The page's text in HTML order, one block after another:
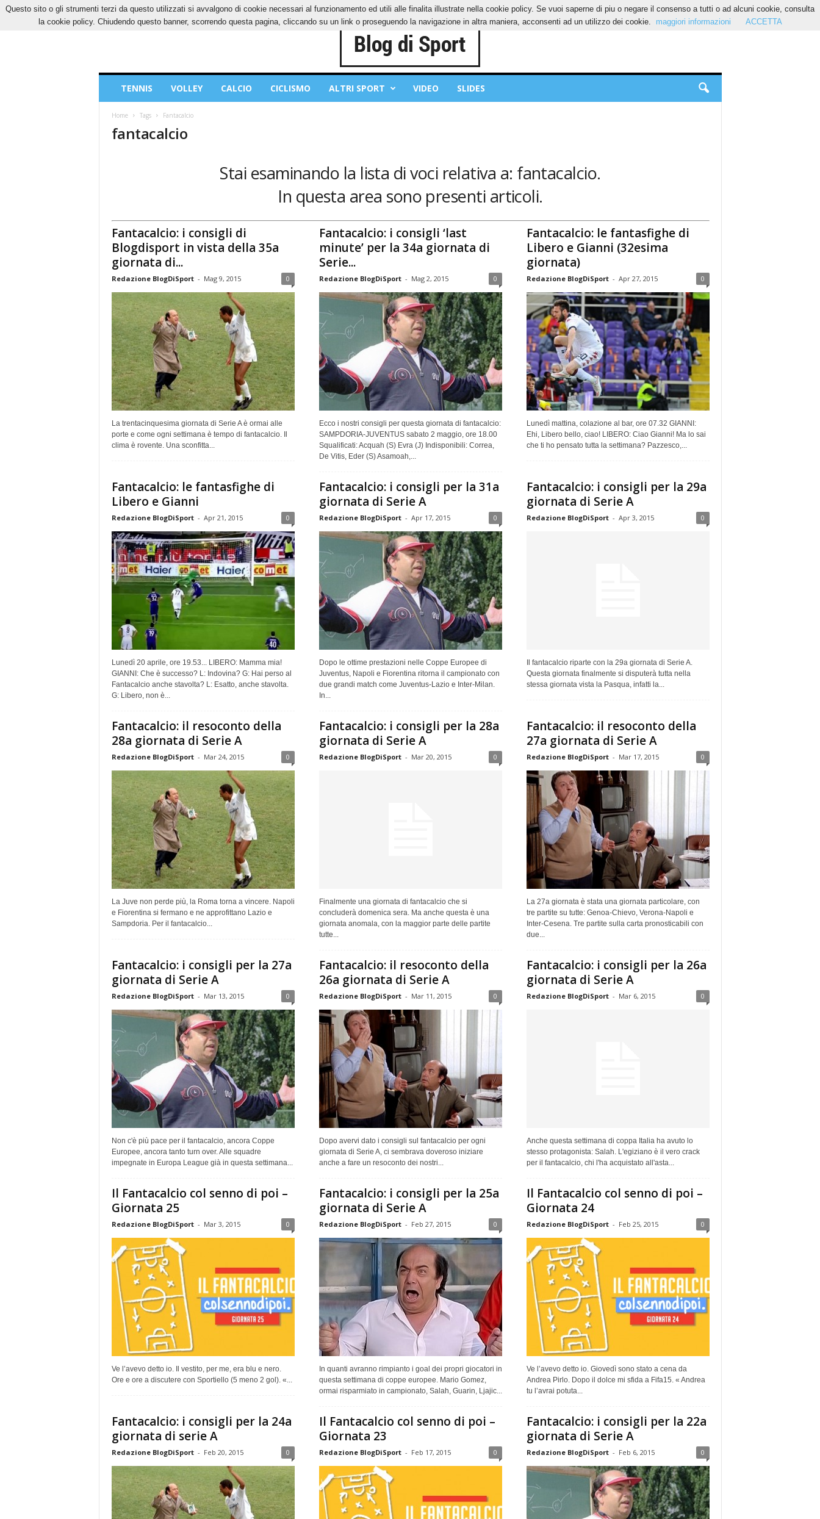
SABATO, 8 AGOSTO 2026 CONTATTI COOKIES PRIVACY POLICY
Sport
TENNIS VOLLEY CALCIO CICLISMO ALTRI SPORT VIDEO SLIDES
Home Tags Fantacalcio
fantacalcio
Stai esaminando la lista di voci relativa a: fantacalcio.
In questa area sono presenti articoli.
Fantacalcio: i consigli di
Blogdisport in vista della 35a
giornata di...
Redazione BlogDiSport - Mag 9, 2015 0
La trentacinquesima giornata di Serie A è ormai alle
porte e come ogni settimana è tempo di fantacalcio. Il
clima è rovente. Una sconfitta...
Fantacalcio: i consigli ‘last
minute’ per la 34a giornata di
Serie...
Redazione BlogDiSport - Mag 2, 2015 0
Ecco i nostri consigli per questa giornata di fantacalcio:
SAMPDORIA-JUVENTUS sabato 2 maggio, ore 18.00
Squalificati: Acquah (S) Evra (J) Indisponibili: Correa,
De Vitis, Eder (S) Asamoah,...
Fantacalcio: le fantasfighe di
Libero e Gianni (32esima
giornata)
Redazione BlogDiSport - Apr 27, 2015 0
Lunedì mattina, colazione al bar, ore 07.32 GIANNI:
Ehi, Libero bello, ciao! LIBERO: Ciao Gianni! Ma lo sai
che ti ho pensato tutta la settimana? Pazzesco,...
Fantacalcio: le fantasfighe di
Libero e Gianni
Redazione BlogDiSport - Apr 21, 2015 0
Lunedì 20 aprile, ore 19.53... LIBERO: Mamma mia!
GIANNI: Che è successo? L: Indovina? G: Hai perso al
Fantacalcio anche stavolta? L: Esatto, anche stavolta.
G: Libero, non è...
Fantacalcio: i consigli per la 31a
giornata di Serie A
Redazione BlogDiSport - Apr 17, 2015 0
Dopo le ottime prestazioni nelle Coppe Europee di
Juventus, Napoli e Fiorentina ritorna il campionato con
due grandi match come Juventus-Lazio e Inter-Milan.
In...
Fantacalcio: i consigli per la 29a
giornata di Serie A
Redazione BlogDiSport - Apr 3, 2015 0
Il fantacalcio riparte con la 29a giornata di Serie A.
Questa giornata finalmente si disputerà tutta nella
stessa giornata vista la Pasqua, infatti la...
Fantacalcio: il resoconto della
28a giornata di Serie A
Redazione BlogDiSport - Mar 24, 2015 0
La Juve non perde più, la Roma torna a vincere. Napoli
e Fiorentina si fermano e ne approfittano Lazio e
Sampdoria. Per il fantacalcio...
Fantacalcio: i consigli per la 28a
giornata di Serie A
Redazione BlogDiSport - Mar 20, 2015 0
Finalmente una giornata di fantacalcio che si
concluderà domenica sera. Ma anche questa è una
giornata anomala, con la maggior parte delle partite
tutte...
Fantacalcio: il resoconto della
27a giornata di Serie A
Redazione BlogDiSport - Mar 17, 2015 0
La 27a giornata è stata una giornata particolare, con
tre partite su tutte: Genoa-Chievo, Verona-Napoli e
Inter-Cesena. Tre partite sulla carta pronosticabili con
due...
Fantacalcio: i consigli per la 27a
giornata di Serie A
Redazione BlogDiSport - Mar 13, 2015 0
Non c'è più pace per il fantacalcio, ancora Coppe
Europee, ancora tanto turn over. Alle squadre
impegnate in Europa League già in questa settimana...
Fantacalcio: il resoconto della
26a giornata di Serie A
Redazione BlogDiSport - Mar 11, 2015 0
Dopo avervi dato i consigli sul fantacalcio per ogni
giornata di Serie A, ci sembrava doveroso iniziare
anche a fare un resoconto dei nostri...
Fantacalcio: i consigli per la 26a
giornata di Serie A
Redazione BlogDiSport - Mar 6, 2015 0
Anche questa settimana di coppa Italia ha avuto lo
stesso protagonista: Salah. L'egiziano è il vero crack
per il fantacalcio, chi l'ha acquistato all'asta...
Il Fantacalcio col senno di poi –
Giornata 25
Redazione BlogDiSport - Mar 3, 2015 0
Ve l’avevo detto io. Il vestito, per me, era blu e nero.
Ore e ore a discutere con Sportiello (5 meno 2 gol). «...
Fantacalcio: i consigli per la 25a
giornata di Serie A
Redazione BlogDiSport - Feb 27, 2015 0
In quanti avranno rimpianto i goal dei propri giocatori in
questa settimana di coppe europee. Mario Gomez,
ormai risparmiato in campionato, Salah, Guarin, Ljajic...
Il Fantacalcio col senno di poi –
Giornata 24
Redazione BlogDiSport - Feb 25, 2015 0
Ve l’avevo detto io. Giovedì sono stato a cena da
Andrea Pirlo. Dopo il dolce mi sfida a Fifa15. « Andrea
tu l’avrai potuta...
Fantacalcio: i consigli per la 24a
giornata di serie A
Redazione BlogDiSport - Feb 20, 2015 0
Il Fantacalcio col senno di poi –
Giornata 23
Redazione BlogDiSport - Feb 17, 2015 0
Fantacalcio: i consigli per la 22a
giornata di Serie A
Redazione BlogDiSport - Feb 6, 2015 0
Questo sito o gli strumenti terzi da questo utilizzati si avvalgono di cookie necessari al funzionamento ed utili alle finalita illustrate nella cookie policy. Se vuoi saperne di piu o negare il consenso a tutti o ad alcuni cookie, consulta
la cookie policy. Chiudendo questo banner, scorrendo questa pagina, cliccando su un link o proseguendo la navigazione in altra maniera, acconsenti ad un utilizzo dei cookie.
maggiori informazioni ACCETTA